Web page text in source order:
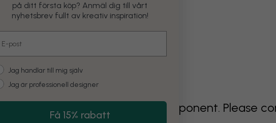
went wrong rendering this component. Please
the problem persists.
på ditt första köp? Anmäl dig till vårt
nyhetsbrev fullt av kreativ inspiration!
type
Jag handlar till mig själv
Jag är professionell designer
Få 15% rabatt